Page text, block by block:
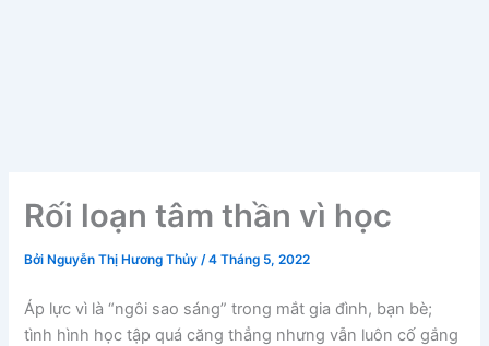
Rối loạn tâm thần vì học
Bởi Nguyễn Thị Hương Thủy/4 Tháng 5, 2022
Áp lực vì là “ngôi sao sáng” trong mắt gia đình, bạn bè;
tình hình học tập quá căng thẳng nhưng vẫn luôn cố gắng